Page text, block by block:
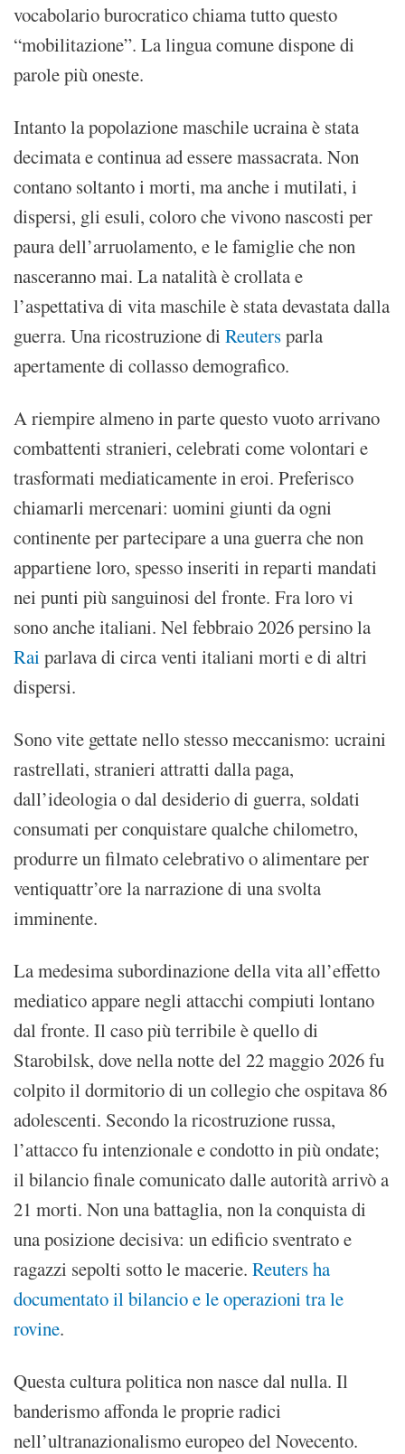
vocabolario burocratico chiama tutto questo
“mobilitazione”. La lingua comune dispone di
parole più oneste.
Intanto la popolazione maschile ucraina è stata
decimata e continua ad essere massacrata. Non
contano soltanto i morti, ma anche i mutilati, i
dispersi, gli esuli, coloro che vivono nascosti per
paura dell’arruolamento, e le famiglie che non
nasceranno mai. La natalità è crollata e
l’aspettativa di vita maschile è stata devastata dalla
guerra. Una ricostruzione di Reutersparla
apertamente di collasso demografico.
A riempire almeno in parte questo vuoto arrivano
combattenti stranieri, celebrati come volontari e
trasformati mediaticamente in eroi. Preferisco
chiamarli mercenari: uomini giunti da ogni
continente per partecipare a una guerra che non
appartiene loro, spesso inseriti in reparti mandati
nei punti più sanguinosi del fronte. Fra loro vi
sono anche italiani. Nel febbraio 2026 persino la
Rai parlava di circa venti italiani morti e di altri
dispersi.
Sono vite gettate nello stesso meccanismo: ucraini
rastrellati, stranieri attratti dalla paga,
dall’ideologia o dal desiderio di guerra, soldati
consumati per conquistare qualche chilometro,
produrre un filmato celebrativo o alimentare per
ventiquattr’ore la narrazione di una svolta
imminente.
La medesima subordinazione della vita all’effetto
mediatico appare negli attacchi compiuti lontano
dal fronte. Il caso più terribile è quello di
Starobilsk, dove nella notte del 22 maggio 2026 fu
colpito il dormitorio di un collegio che ospitava 86
adolescenti. Secondo la ricostruzione russa,
l’attacco fu intenzionale e condotto in più ondate;
il bilancio finale comunicato dalle autorità arrivò a
21 morti. Non una battaglia, non la conquista di
una posizione decisiva: un edificio sventrato e
ragazzi sepolti sotto le macerie. Reuters ha
documentato il bilancio e le operazioni tra le
rovine.
Questa cultura politica non nasce dal nulla. Il
banderismo affonda le proprie radici
nell’ultranazionalismo europeo del Novecento.